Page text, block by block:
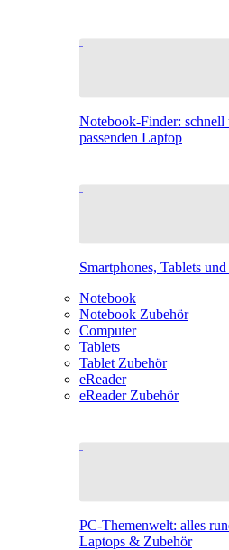
Notebook-Finder: schnell
passenden Laptop
Smartphones, Tablets
Notebook
Notebook Zubehör
Computer
Tablets
Tablet Zubehör
eReader
eReader Zubehör
PC-Themenwelt: alles
Laptops & Zubehör